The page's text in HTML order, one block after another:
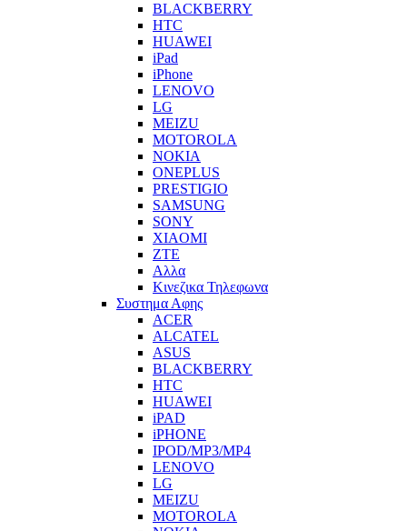
BLACKBERRY
HTC
HUAWEI
iPad
iPhone
LENOVO
LG
MEIZU
MOTOROLA
NOKIA
ONEPLUS
PRESTIGIO
SAMSUNG
SONY
XIAOMI
ZTE
Αλλα
Κινεζικα Τηλεφωνα
Συστημα Αφης
ACER
ALCATEL
ASUS
BLACKBERRY
HTC
HUAWEI
iPAD
iPHONE
IPOD/MP3/MP4
LENOVO
LG
MEIZU
MOTOROLA